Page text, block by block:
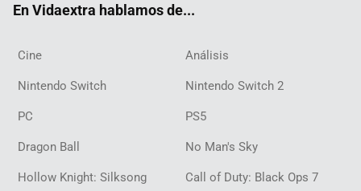
En Vidaextra hablamos de...
Cine Análisis
Nintendo Switch Nintendo Switch 2
PC PS5
Dragon Ball No Man's Sky
Hollow Knight: Silksong Call of Duty: Black Ops 7